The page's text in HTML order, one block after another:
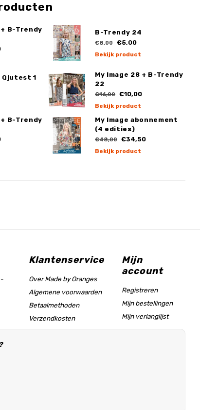
+ B-Trendy
B-Trendy 24
€8,00 €5,00
Bekijk product
1
My Image 28 + B-Trendy
22
€16,00 €10,00
Bekijk product
+ B-Trendy
My Image abonnement
(4 edities)
€48,00 €34,50
Bekijk product
Klantenservice
Over Made by Oranges
Algemene voorwaarden
Betaalmethoden
Verzendkosten
Maattabel & helppagina
Mijn
account
Registreren
Mijn bestellingen
Mijn verlanglijst